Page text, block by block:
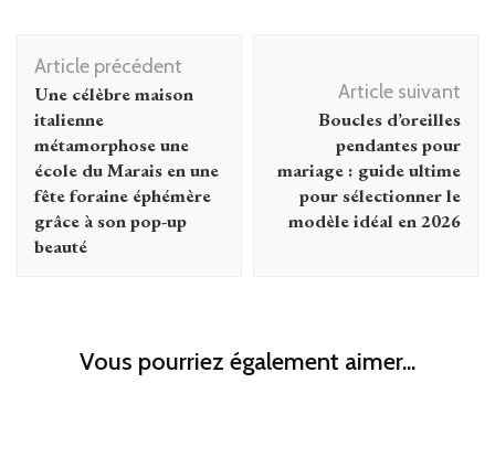
Navigation
d'article
Article précédent
Une célèbre maison
italienne
métamorphose une
école du Marais en une
fête foraine éphémère
grâce à son pop-up
beauté
Article suivant
Boucles d’oreilles
pendantes pour
mariage : guide ultime
pour sélectionner le
modèle idéal en 2026
Vous pourriez également aimer...